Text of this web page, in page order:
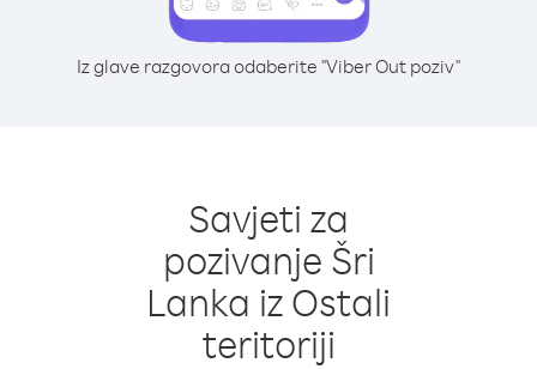
Iz glave razgovora odaberite "Viber Out poziv"
Savjeti za
pozivanje Šri
Lanka iz Ostali
teritoriji